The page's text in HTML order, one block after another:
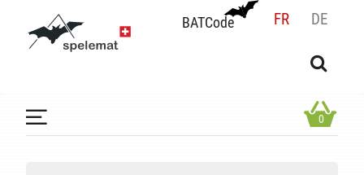
BATCode FR DE
BATCode
OK
0